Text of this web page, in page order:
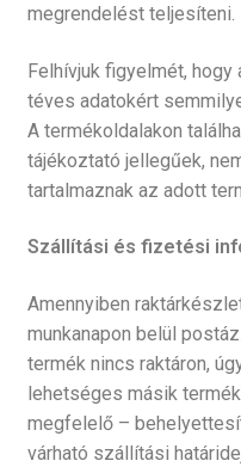
megrendelést teljesíteni.
Felhívjuk figyelmét,
téves adatokért
A termékoldalakon
tájékoztató jellegűek,
tartalmaznak az adott
Szállítási és fizetési
Amennyiben
munkanapon belül
termék nincs raktáron,
lehetséges másik
megfelelő –
várható szállítási